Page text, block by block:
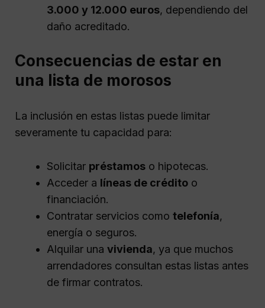
3.000 y 12.000 euros, dependiendo del
daño acreditado.
Consecuencias de estar en
una lista de morosos
La inclusión en estas listas puede limitar
severamente tu capacidad para:
Solicitar préstamos o hipotecas.
Acceder a líneas de crédito o
financiación.
Contratar servicios como telefonía,
energía o seguros.
Alquilar una vivienda, ya que muchos
arrendadores consultan estas listas antes
de firmar contratos.